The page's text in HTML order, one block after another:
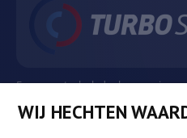
Europese turbolader leverancier
Bratnia 8 PL-56-400Oleśnica
WIJ HECHTEN